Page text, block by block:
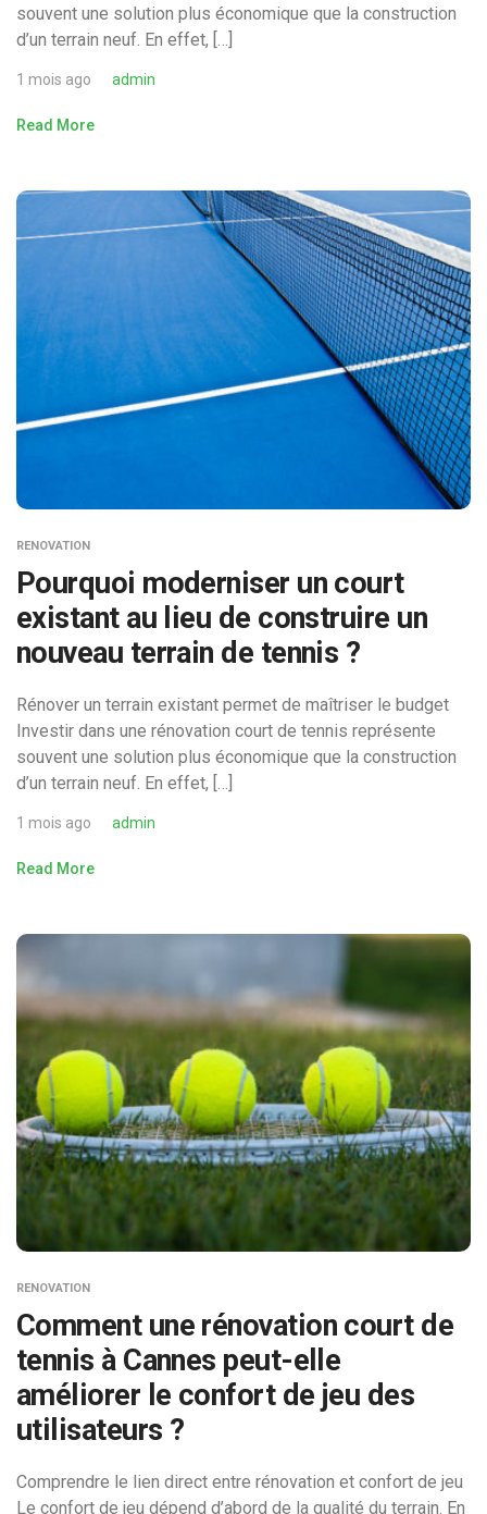
souvent une solution plus économique que la construction
d’un terrain neuf. En effet, […]
1 mois ago admin
Read More
RENOVATION
Pourquoi moderniser un court
existant au lieu de construire un
nouveau terrain de tennis ?
Rénover un terrain existant permet de maîtriser le budget
Investir dans une rénovation court de tennis représente
souvent une solution plus économique que la construction
d’un terrain neuf. En effet, […]
1 mois ago admin
Read More
RENOVATION
Comment une rénovation court de
tennis à Cannes peut-elle
améliorer le confort de jeu des
utilisateurs ?
Comprendre le lien direct entre rénovation et confort de jeu
Le confort de jeu dépend d’abord de la qualité du terrain. En